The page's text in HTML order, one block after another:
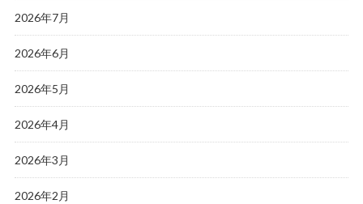
2026年7月
2026年6月
2026年5月
2026年4月
2026年3月
2026年2月